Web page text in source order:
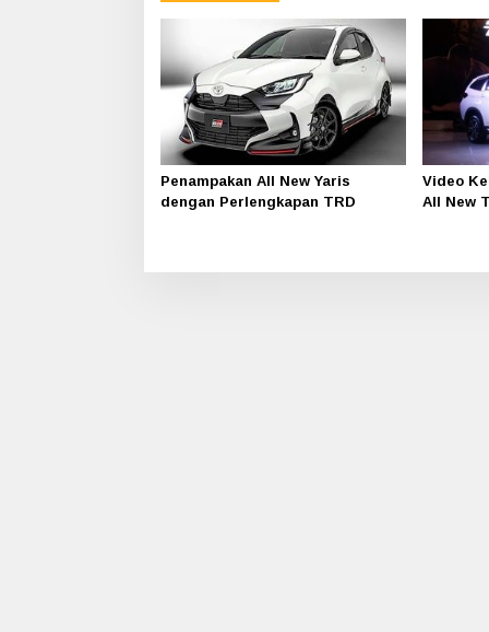
Penampakan All New Yaris
dengan Perlengkapan TRD
Video
All New